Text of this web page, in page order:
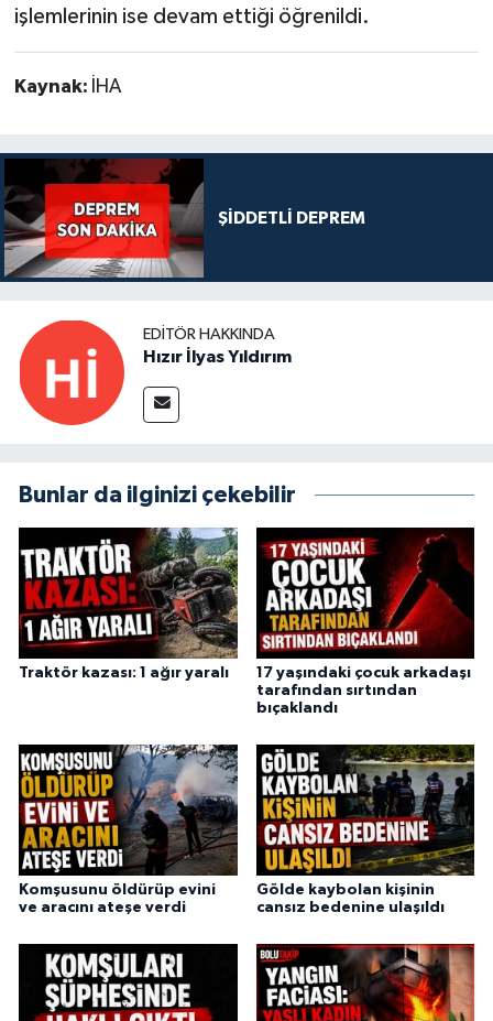
işlemlerinin ise devam ettiği öğrenildi.
Kaynak: İHA
ŞİDDETLİ DEPREM
EDITÖR HAKKINDA
Hızır İlyas Yıldırım
Bunlar da ilginizi çekebilir
Traktör kazası: 1 ağır yaralı
17 yaşındaki çocuk arkadaşı
tarafından sırtından
bıçaklandı
Komşusunu öldürüp evini
ve aracını ateşe verdi
Gölde kaybolan kişinin
cansız bedenine ulaşıldı